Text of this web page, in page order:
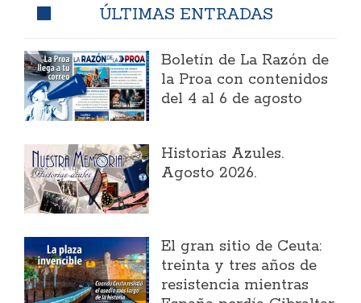
ÚLTIMAS ENTRADAS
Boletín de La Razón de
la Proa con contenidos
del 4 al 6 de agosto
Historias Azules.
Agosto 2026.
El gran sitio de Ceuta:
treinta y tres años de
resistencia mientras